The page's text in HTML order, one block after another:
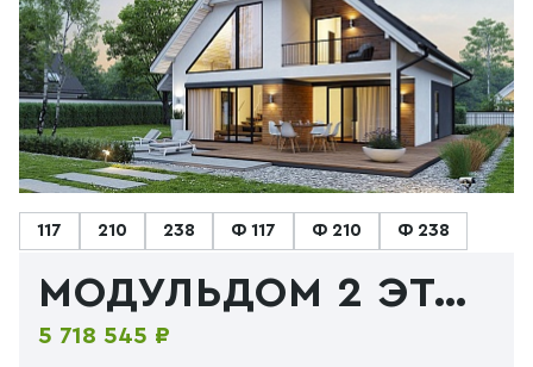
117 210 238 Ф 117 Ф 210 Ф 238
МОДУЛЬДОМ 2 ЭТАЖА
5 718 545 ₽